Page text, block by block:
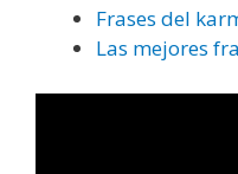
Frases del
Las mejores